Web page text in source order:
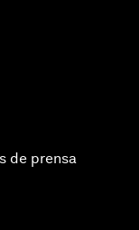
de prensa